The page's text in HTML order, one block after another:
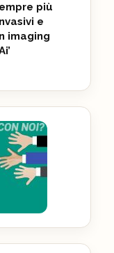
più
e
imaging